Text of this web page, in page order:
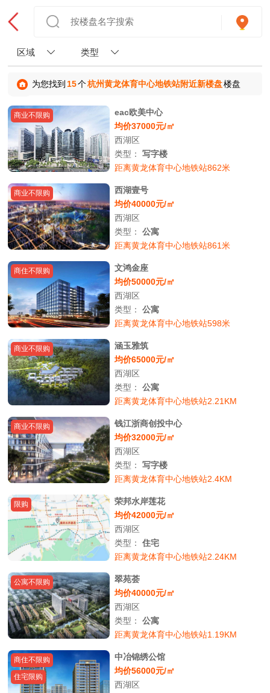
区域 类型
为您找到 15个杭州黄龙体育中心地铁站附近新楼盘楼盘
商业不限购
eac欧美中心
均价37000元/㎡
西湖区
类型：写字楼
距离黄龙体育中心地铁站862米
商业不限购
西湖壹号
均价40000元/㎡
西湖区
类型：公寓
距离黄龙体育中心地铁站861米
商住不限购
文鸿金座
均价50000元/㎡
西湖区
类型：公寓
距离黄龙体育中心地铁站598米
商业不限购
涵玉雅筑
均价65000元/㎡
西湖区
类型：公寓
距离黄龙体育中心地铁站2.21KM
商业不限购
钱江浙商创投中心
均价32000元/㎡
西湖区
类型：写字楼
距离黄龙体育中心地铁站2.4KM
限购
荣邦水岸莲花
均价42000元/㎡
西湖区
类型：住宅
距离黄龙体育中心地铁站2.24KM
公寓不限购
翠苑荟
均价40000元/㎡
西湖区
类型：公寓
距离黄龙体育中心地铁站1.19KM
商住不限购
住宅限购
中冶锦绣公馆
均价56000元/㎡
西湖区